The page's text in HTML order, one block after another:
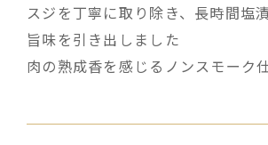
スジを丁寧に取り除き、長時間塩
旨味を引き出しました
肉の熟成香を感じるノンスモーク